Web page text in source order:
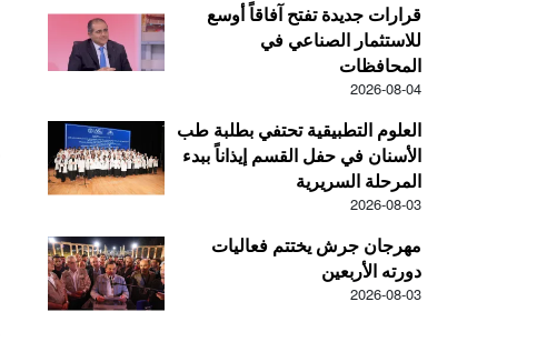
قرارات جديدة تفتح آفاقاً أوسع
للاستثمار الصناعي في
المحافظات
2026-08-04
العلوم التطبيقية تحتفي بطلبة طب
الأسنان في حفل القسم إيذاناً ببدء
المرحلة السريرية
2026-08-03
مهرجان جرش يختتم فعاليات
دورته الأربعين
2026-08-03